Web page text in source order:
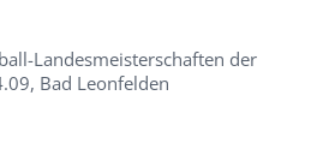
Landesmeisterschaften der
Bad Leonfelden